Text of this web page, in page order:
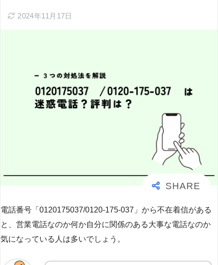
2024年11月17日
電話番号「0120175037/0120-175-037」から不在着信がある
と、営業電話なのか何か自分に関係のある大事な電話なのか
気になっている人は多いでしょう。